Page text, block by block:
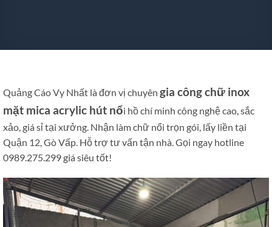
Quảng Cáo Vy Nhất là đơn vị chuyên gia công chữ inox
mặt mica acrylic hút nổi hồ chí minh công nghệ cao, sắc
xảo, giá sỉ tại xưởng. Nhận làm chữ nổi trọn gói, lấy liền tại
Quận 12, Gò Vấp. Hỗ trợ tư vấn tận nhà. Gọi ngay hotline
0989.275.299 giá siêu tốt!